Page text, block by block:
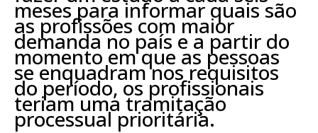
meses para informar quais são
as profissões com maior
demanda no país e a partir do
momento em que as pessoas
se enquadram nos requisitos
do período, os profissionais
teriam uma tramitação
processual prioritária.